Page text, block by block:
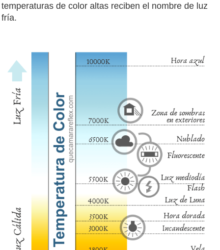
temperaturas de color altas reciben el nombre de luz
fría.